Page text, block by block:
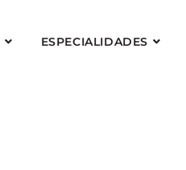
ESPECIALIDADES